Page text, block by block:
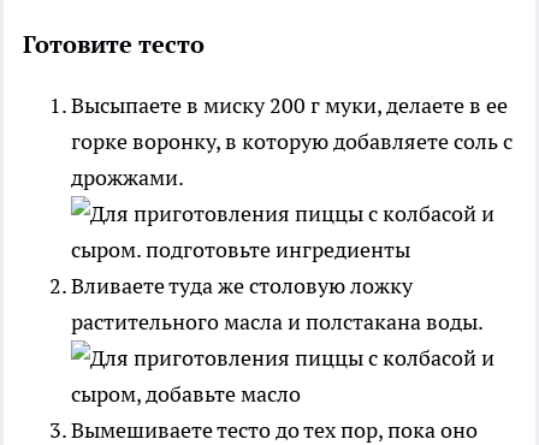
Готовите тесто
Высыпаете в миску 200 г муки, делаете в ее
горке воронку, в которую добавляете соль с
дрожжами.
Вливаете туда же столовую ложку
растительного масла и полстакана воды.
Вымешиваете тесто до тех пор, пока оно